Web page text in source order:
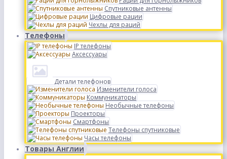
Спутниковые антенны
Цифровые рации
Чехлы для раций
Телефоны
IP телефоны
Аксессуары
Детали телефонов
Изменители голоса
Коммуникаторы
Необычные телефоны
Проекторы
Смартфоны
Телефоны спутниковые
Часы телефоны
Товары Англии